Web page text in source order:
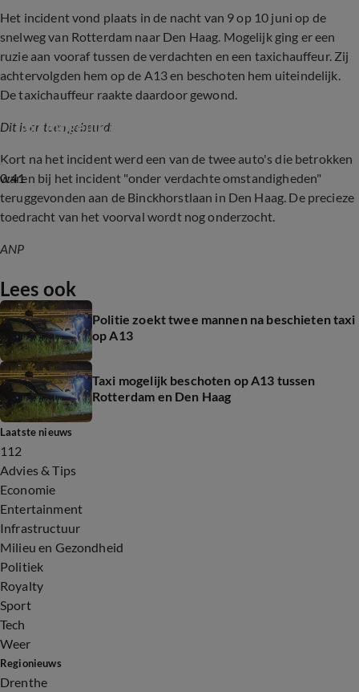
Het incident vond plaats in de nacht van 9 op 10 juni op de
snelweg van Rotterdam naar Den Haag. Mogelijk ging er een
ruzie aan vooraf tussen de verdachten en een taxichauffeur. Zij
achtervolgden hem op de A13 en beschoten hem uiteindelijk.
De taxichauffeur raakte daardoor gewond.
Dit is er toen gebeurd:
0:41
Taxi mogelijk onder vuur genomen op A13
Kort na het incident werd een van de twee auto's die betrokken
waren bij het incident "onder verdachte omstandigheden"
teruggevonden aan de Binckhorstlaan in Den Haag. De precieze
toedracht van het voorval wordt nog onderzocht.
ANP
Lees ook
Politie zoekt twee mannen na beschieten taxi
op A13
Taxi mogelijk beschoten op A13 tussen
Rotterdam en Den Haag
Laatste nieuws
112
Advies & Tips
Economie
Entertainment
Infrastructuur
Milieu en Gezondheid
Politiek
Royalty
Sport
Tech
Weer
Regionieuws
Drenthe